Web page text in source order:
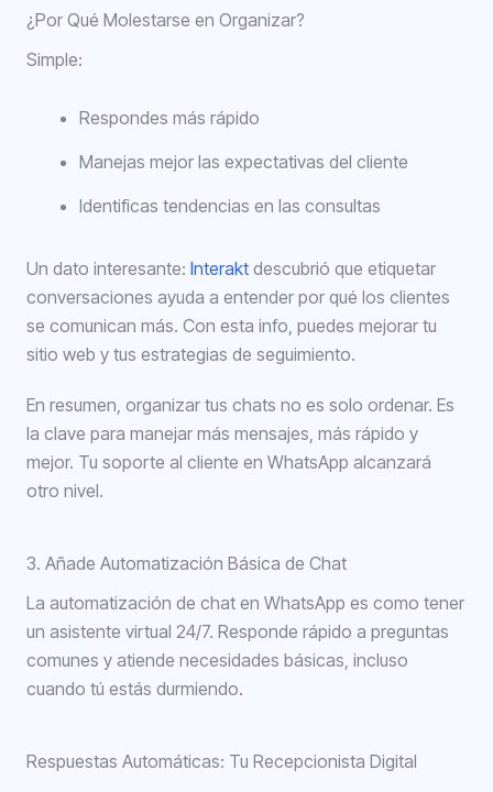
¿Por Qué Molestarse en Organizar?
Simple:
Respondes más rápido
Manejas mejor las expectativas del cliente
Identificas tendencias en las consultas
Un dato interesante: Interakt descubrió que etiquetar
conversaciones ayuda a entender por qué los clientes
se comunican más. Con esta info, puedes mejorar tu
sitio web y tus estrategias de seguimiento.
En resumen, organizar tus chats no es solo ordenar. Es
la clave para manejar más mensajes, más rápido y
mejor. Tu soporte al cliente en WhatsApp alcanzará
otro nivel.
3. Añade Automatización Básica de Chat
La automatización de chat en WhatsApp es como tener
un asistente virtual 24/7. Responde rápido a preguntas
comunes y atiende necesidades básicas, incluso
cuando tú estás durmiendo.
Respuestas Automáticas: Tu Recepcionista Digital